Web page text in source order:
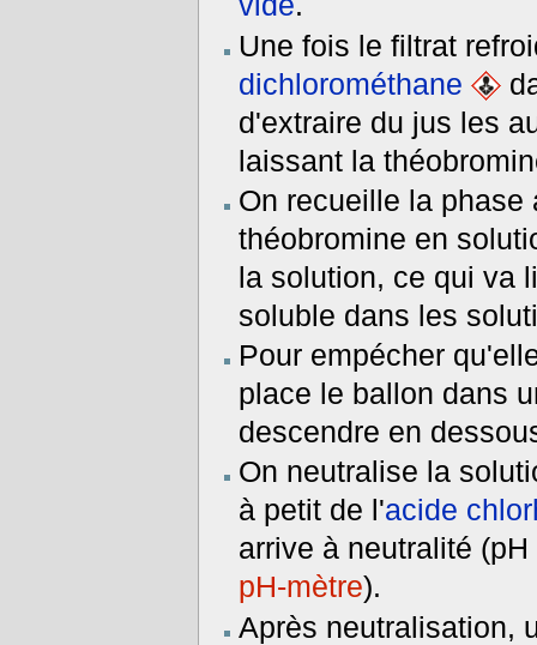
Une fois le filtrat
dichlorométhane
d'extraire du jus les
laissant la
On recueille la
théobromine en
la solution, ce qui va
soluble dans les
Pour empécher
place le ballon dans
descendre en
On neutralise la
à petit de l'acide
arrive à neutralité
pH-mètre).
Après neutralisation,